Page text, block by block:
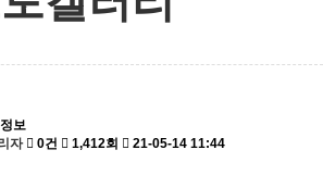
보
자
0건 1,412회
21-05-14 11:44